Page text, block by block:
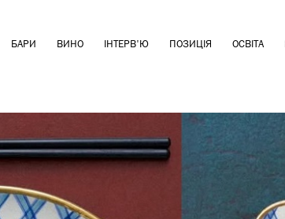
БАРИ ВИНО ІНТЕРВ'Ю ПОЗИЦІЯ ОСВІТА